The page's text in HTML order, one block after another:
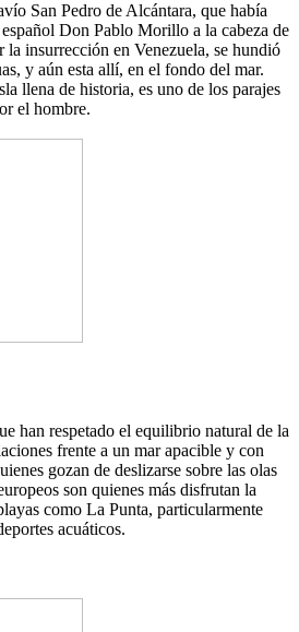
San Pedro de Alcántara, que había
Don Pablo Morillo a la cabeza de
la insurrección en Venezuela, se hundió
y aún esta allí, en el fondo del mar.
llena de historia, es uno de los parajes
el hombre.
han respetado el equilibrio natural de la
frente a un mar apacible y con
gozan de deslizarse sobre las olas
son quienes más disfrutan la
como La Punta, particularmente
acuáticos.